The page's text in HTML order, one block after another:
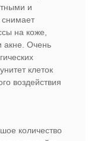
и
снимает
на коже,
акне. Очень
клеток
воздействия
количество